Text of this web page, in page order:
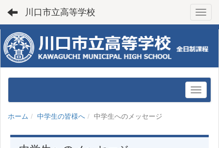
川口市立高等学校
ホーム 中学生の皆様へ 中学生へのメッセージ